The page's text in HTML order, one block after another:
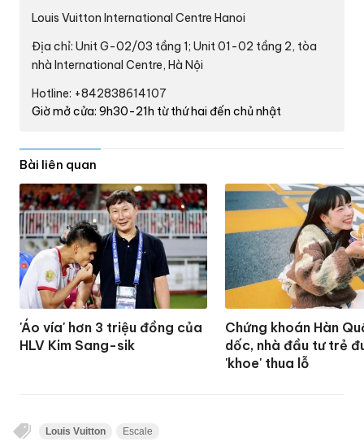
Louis Vuitton International Centre Hanoi
Địa chỉ: Unit G-02/03 tầng 1; Unit 01-02 tầng 2, tòa
nhà International Centre, Hà Nội
Hotline: +842838614107
Giờ mở cửa: 9h30-21h từ thứ hai đến chủ nhật
Bài liên quan
'Áo vía' hơn 3 triệu đồng của
HLV Kim Sang-sik
Chứng khoán Hàn
dốc, nhà đầu tư trẻ
'khoe' thua lỗ
Louis Vuitton Escale